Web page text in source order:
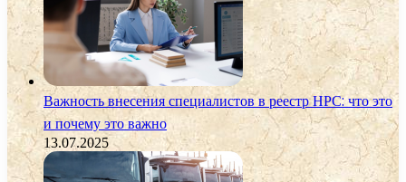
Важность внесения специалистов в реестр НРС: что это
и почему это важно
13.07.2025